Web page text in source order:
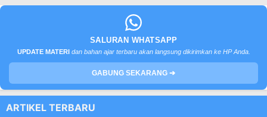
SALURAN WHATSAPP
UPDATE MATERI dan bahan ajar terbaru akan langsung dikirimkan ke HP Anda.
GABUNG SEKARANG ➔
ARTIKEL TERBARU